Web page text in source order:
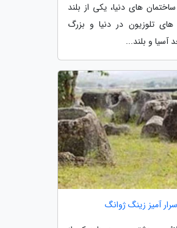
های دنیا، یکی از بلند
تلوزیون در دنیا و بزرگ
و بلند...
آمیز زینگ ژوانگ